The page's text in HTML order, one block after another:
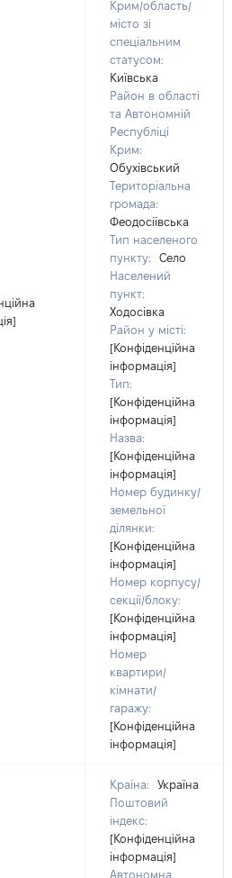
Крим/область/
місто зі
спеціальним
статусом:
Київська
Район в області
та Автономній
Республіці
Крим:
Обухівський
Територіальна
громада:
Феодосіївська
Тип населеного
пункту:
Село
Населений
пункт:
Ходосівка
Район у місті:
[Конфіденційна
інформація]
Тип:
[Конфіденційна
інформація]
Назва:
[Конфіденційна
інформація]
Номер будинку/
земельної
ділянки:
[Конфіденційна
інформація]
Номер корпусу/
секції/блоку:
[Конфіденційна
інформація]
Номер
квартири/
кімнати/
гаражу:
[Конфіденційна
інформація]
Країна:
Україна
Поштовий
індекс:
[Конфіденційна
інформація]
Автономна